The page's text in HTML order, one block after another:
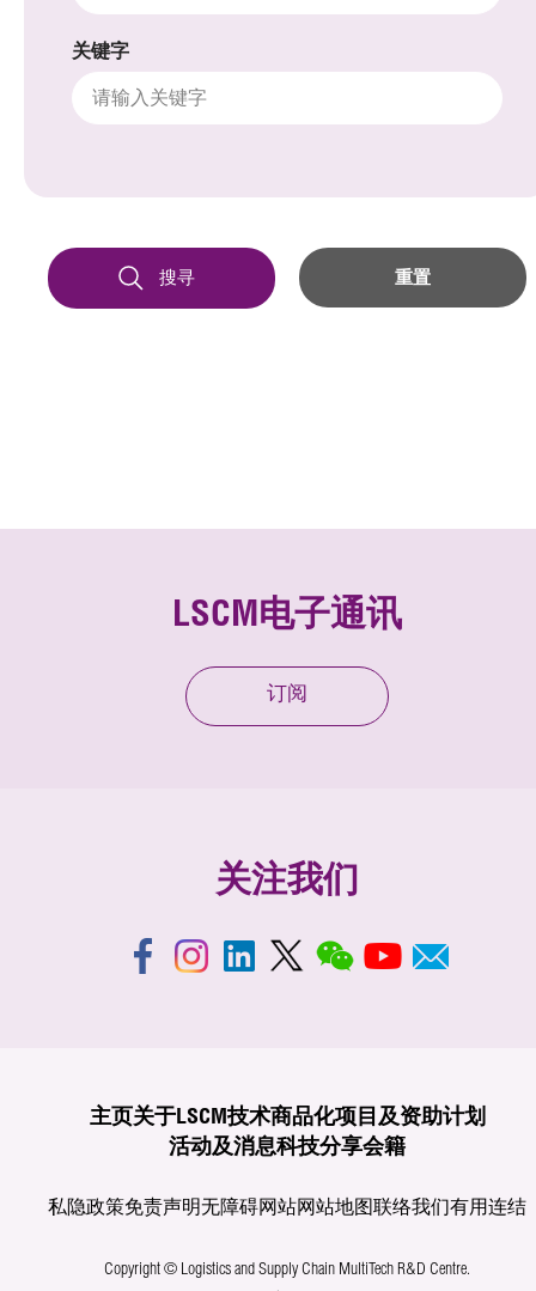
关键字
搜寻 重置
LSCM电子通讯
订阅
关注我们
主页关于LSCM技术商品化项目及资助计划
活动及消息科技分享会籍
私隐政策免责声明无障碍网站网站地图联络我们有用连结
Copyright © Logistics and Supply Chain MultiTech R&D Centre.